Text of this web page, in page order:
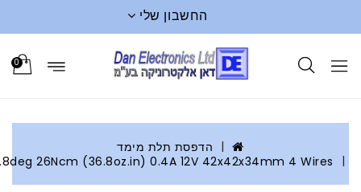
0
הדפסת תלת מימד
17 Bipolar 1.8deg 26Ncm (36.8oz.in) 0.4A 12V